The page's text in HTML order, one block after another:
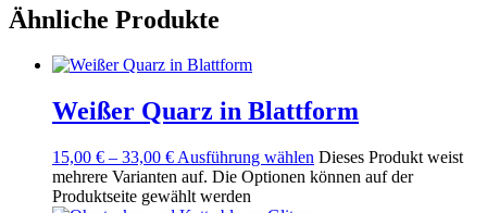
Ähnliche Produkte
Weißer Quarz in Blattform
15,00 € – 33,00 € Ausführung wählen Dieses Produkt weist
mehrere Varianten auf. Die Optionen können auf der
Produktseite gewählt werden